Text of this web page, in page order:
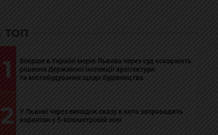
ТОП
1
Вперше в Україні мерія Львова через суд оскаржить
рішення Державної інспекції архітектури
та містобудування щодо будівництва
2
У Львові через випадок сказу в кота запровадять
карантин у 5-кілометровій зоні